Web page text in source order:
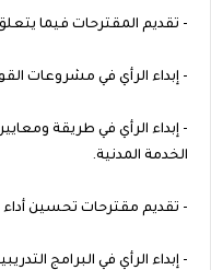
- تقديم المقترحات فيما يتعلق
- إبداء الرأي في مشروعات
- إبداء الرأي في طريقة
الخدمة المدنية.
- تقديم مقترحات تحسين أداء
- إبداء الرأي في البرامج